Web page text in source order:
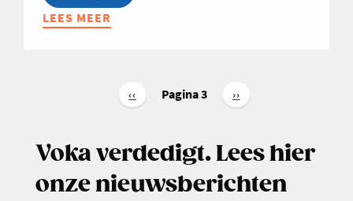
LEES MEER
ABOUT
2026
Vorige
pagina
‹‹ Pagina 3
Volgende
pagina
››
Voka verdedigt. Lees hier
onze nieuwsberichten